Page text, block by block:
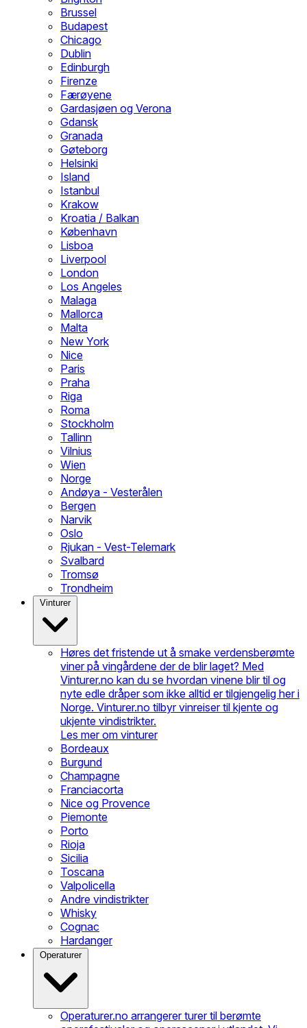
Brussel
Budapest
Chicago
Dublin
Edinburgh
Firenze
Færøyene
Gardasjøen og Verona
Gdansk
Granada
Gøteborg
Helsinki
Island
Istanbul
Krakow
Kroatia / Balkan
København
Lisboa
Liverpool
London
Los Angeles
Malaga
Mallorca
Malta
New York
Nice
Paris
Praha
Riga
Roma
Stockholm
Tallinn
Vilnius
Wien
Norge
Andøya - Vesterålen
Bergen
Narvik
Oslo
Rjukan - Vest-Telemark
Svalbard
Tromsø
Trondheim
Vinturer
Høres det fristende ut å smake verdensberømte
viner på vingårdene der de blir laget? Med
Vinturer.no kan du se hvordan vinene blir til og
nyte edle dråper som ikke alltid er tilgjengelig her i
Norge. Vinturer.no tilbyr vinreiser til kjente og
ukjente vindistrikter.
Les mer om vinturer
Bordeaux
Burgund
Champagne
Franciacorta
Nice og Provence
Piemonte
Porto
Rioja
Sicilia
Toscana
Valpolicella
Andre vindistrikter
Whisky
Cognac
Hardanger
Operaturer
Operaturer.no arrangerer turer til berømte